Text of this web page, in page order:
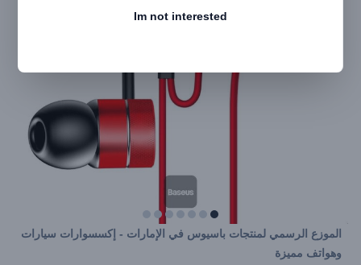
Im not interested
الموزع الرسمي لمنتجات باسيوس في الإمارات - إكسسوارات سيارات
وهواتف مميزة